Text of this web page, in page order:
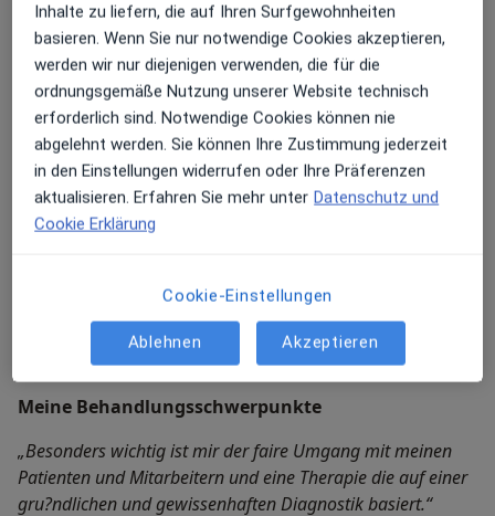
1990 - 1993 Ausbildungsassistent in Bingen und
lu?nen
seit Mai 1993 niedergelassen in Sozieta?t mit
Dres. Horst und Dirk Pru?nte Unna auch ta?tig in
Menden
Mitgliedschaften
Deutsche Gesellschaft für Laserzahnheilkunde
Meine Behandlungs­schwerpunkte
„Besonders wichtig ist mir der faire Umgang mit meinen
Patienten und Mitarbeitern und eine Therapie die auf einer
gru?ndlichen und gewissenhaften Diagnostik basiert.“
Inhalte zu liefern, die auf Ihren Surfgewohnheiten
basieren. Wenn Sie nur notwendige Cookies akzeptieren,
werden wir nur diejenigen verwenden, die für die
ordnungsgemäße Nutzung unserer Website technisch
erforderlich sind. Notwendige Cookies können nie
abgelehnt werden. Sie können Ihre Zustimmung jederzeit
in den Einstellungen widerrufen oder Ihre Präferenzen
aktualisieren. Erfahren Sie mehr unter Datenschutz und
Cookie Erklärung
Cookie-Einstellungen
Ablehnen Akzeptieren